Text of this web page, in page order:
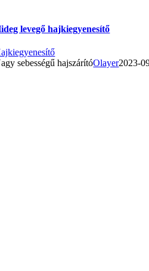
levegő hajkiegyenesítő
sebességű hajszárítóOlayer2023-